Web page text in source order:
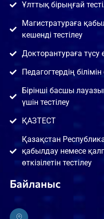
Ұлттық бірыңғай
Магистратураға
кешенді тестілеу
Докторантураға
Педагогтердің
Бірінші басшы
үшін тестілеу
ҚАЗТЕСТ
Қазақстан
қабылдау немесе
өткізілетін тестілеу
Байланыс